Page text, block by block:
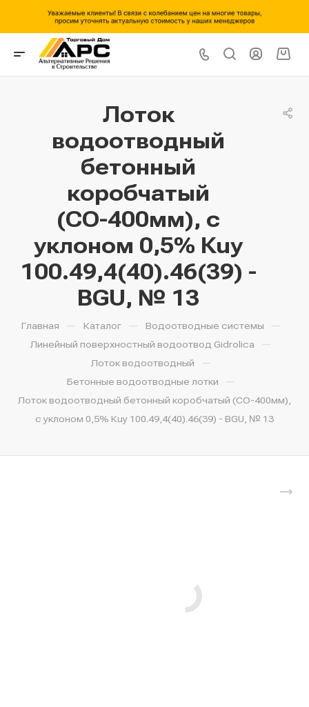
Лоток
водоотводный
бетонный
коробчатый
(СО-400мм), с
уклоном 0,5% Кuу
100.49,4(40).46(39) -
BGU, № 13
Главная — Каталог — Водоотводные системы —
Линейный поверхностный водоотвод Gidrolica —
Лоток водоотводный —
Бетонные водоотводные лотки —
Лоток водоотводный бетонный коробчатый (СО-400мм),
с уклоном 0,5% Кuу 100.49,4(40).46(39) - BGU, № 13